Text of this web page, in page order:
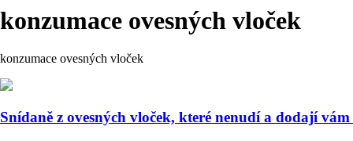
konzumace ovesných vloček
konzumace ovesných vloček
Snídaně z ovesných vloček, které nenudí a dodají vám